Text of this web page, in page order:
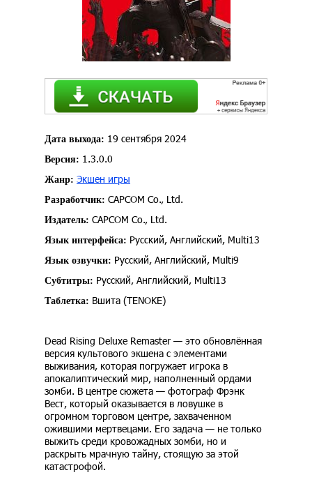
Дата выхода: 19 сентября 2024
Версия: 1.3.0.0
Жанр: Экшен игры
Разработчик: CAPCOM Co., Ltd.
Издатель: CAPCOM Co., Ltd.
Язык интерфейса: Русский, Английский, Multi13
Язык озвучки: Русский, Английский, Multi9
Субтитры: Русский, Английский, Multi13
Таблетка: Вшита (TENOKE)
Dead Rising Deluxe Remaster — это обновлённая
версия культового экшена с элементами
выживания, которая погружает игрока в
апокалиптический мир, наполненный ордами
зомби. В центре сюжета — фотограф Фрэнк
Вест, который оказывается в ловушке в
огромном торговом центре, захваченном
ожившими мертвецами. Его задача — не только
выжить среди кровожадных зомби, но и
раскрыть мрачную тайну, стоящую за этой
катастрофой.